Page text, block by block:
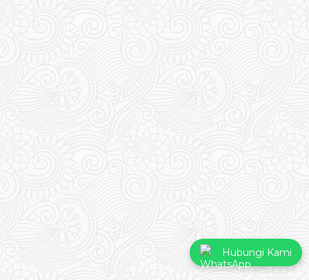
Hubungi Kami